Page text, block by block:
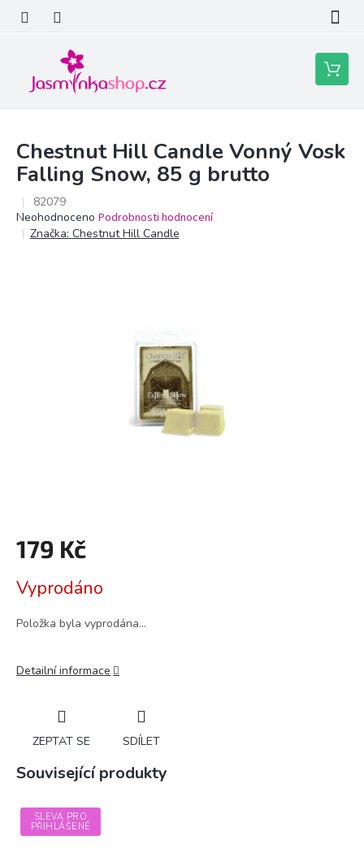
obsah
Nákupní
košík
Chestnut Hill Candle Vonný Vosk
Falling Snow, 85 g brutto
82079
Průměrné
hodnocení
Neohodnoceno Podrobnosti hodnocení
Značka: Chestnut Hill Candle
179 Kč
cena:
Vyprodáno
Položka byla vyprodána…
Detailní informace
ZEPTAT SE SDÍLET
Související produkty
SLEVA PRO
PŘIHLÁŠENÉ